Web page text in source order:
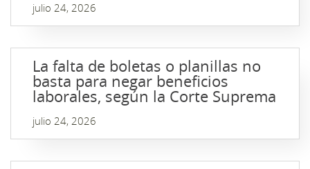
julio 24, 2026
La falta de boletas o planillas no
basta para negar beneficios
laborales, según la Corte Suprema
julio 24, 2026